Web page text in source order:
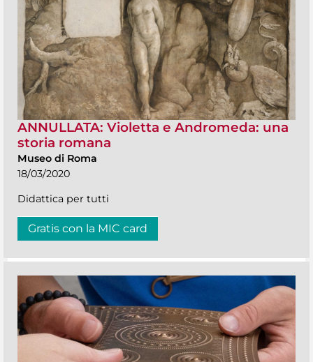
ANNULLATA: Violetta e Andromeda: una
storia romana
Museo di Roma
18/03/2020
Didattica per tutti
Gratis con la MIC card